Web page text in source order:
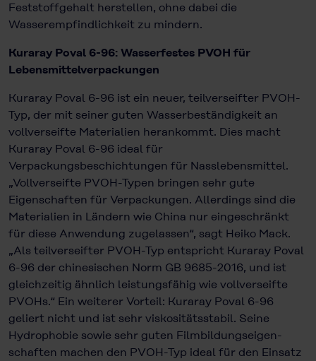
Feststoffgehalt herstellen, ohne dabei die
Wasserempfindlichkeit zu mindern.
Kuraray Poval 6-96: Wasserfestes PVOH für
Lebensmittelverpackungen
Kuraray Poval 6-96 ist ein neuer, teilverseifter PVOH-
Typ, der mit seiner guten Wasserbeständigkeit an
vollverseifte Materialien herankommt. Dies macht
Kuraray Poval 6-96 ideal für
Verpackungsbeschichtungen für Nass­lebensmittel.
„Vollverseifte PVOH-Typen bringen sehr gute
Eigenschaften für Verpackungen. Allerdings sind die
Materialien in Ländern wie China nur einge­schränkt
für diese Anwendung zugelassen“, sagt Heiko Mack.
„Als teilver­seifter PVOH-Typ entspricht Kuraray Poval
6-96 der chinesischen Norm GB 9685-2016, und ist
gleichzeitig ähnlich leistungsfähig wie vollverseifte
PVOHs.“ Ein weiterer Vorteil: Kuraray Poval 6-96
geliert nicht und ist sehr viskositätsstabil. Seine
Hydrophobie sowie sehr guten Filmbildungseigen­
schaften machen den PVOH-Typ ideal für den Einsatz